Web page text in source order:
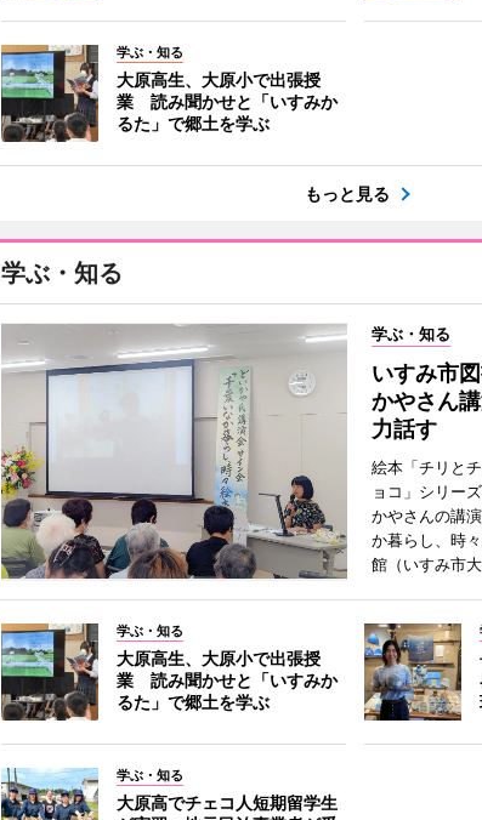
学ぶ・知る
大原高生、大原小で出張授
業 読み聞かせと「いすみか
るた」で郷土を学ぶ
もっと見る
学ぶ・知る
学ぶ・知る
いすみ市
かやさん
力話す
絵本「チリと
ョコ」シリー
かやさんの講
か暮らし、時
館（いすみ市
学ぶ・知る
大原高生、大原小で出張授
業 読み聞かせと「いすみか
るた」で郷土を学ぶ
学ぶ・知る
大原高でチェコ人短期留学生